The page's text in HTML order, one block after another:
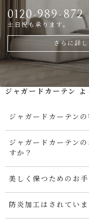
0120-989-872
土日祝も承ります。
さらに詳し
ジャガードカーテン よ
ジャガードカーテンの
ジャガードカーテン
すか？
美しく保つためのお
防炎加工はされていま